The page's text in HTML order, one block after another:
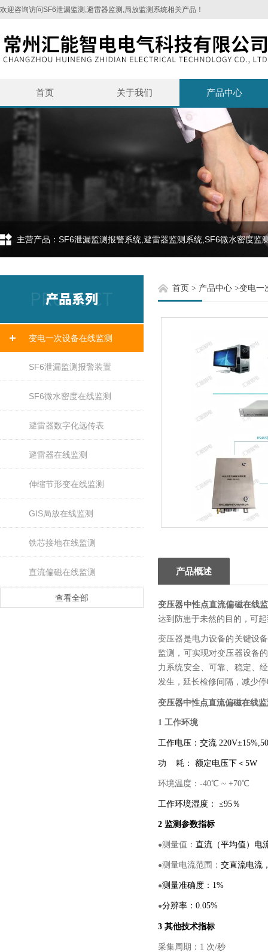
欢迎咨询访问SF6泄漏监测,避雷器监测,局放监测系统相关产品！
首页 关于我们 产品中心
变电一次设备在线监测
SF6泄漏监测报警装置
SF6微水密度在线监测
避雷器数字化远传表
避雷器在线监测
伸缩节形变在线监测
GIS局放在线监测
铁芯接地在线监测
直流偏磁在线监测
查看全部
首页 > 产品中心 >变电一
产品概述
变压器中性点直流偏磁在线
达到防患于未然的目的，可
变压器是电力设备的关键设备
监测 ，可实现对变压器设备的
力系统安全、可靠、稳定、
发生，延长检修间隔，减少
变压器中性点直流偏磁在线
1 工作环境
工作电压：交流
功 耗： 额定电压下＜5W
环境温度：-40℃ ~ +70℃
工作环境湿度： ≤95％
2 监测参数指标
●测量值： 直流（平均值）电
●测量电流范围： 交直流电流
●测量准确度：1%
●分辨率：0.05%
3 其他技术指标
采集周期：1 次/秒